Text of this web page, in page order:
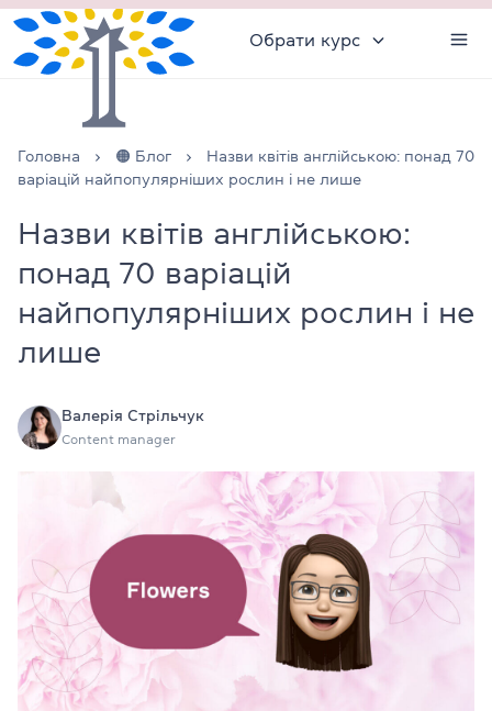
Обрати курс
Головна 🟠 Блог
Назви квітів англійською: понад 70
варіацій найпопулярніших рослин і не лише
Назви квітів англійською:
понад 70 варіацій
найпопулярніших рослин і не
лише
Валерія Стрільчук
Content manager